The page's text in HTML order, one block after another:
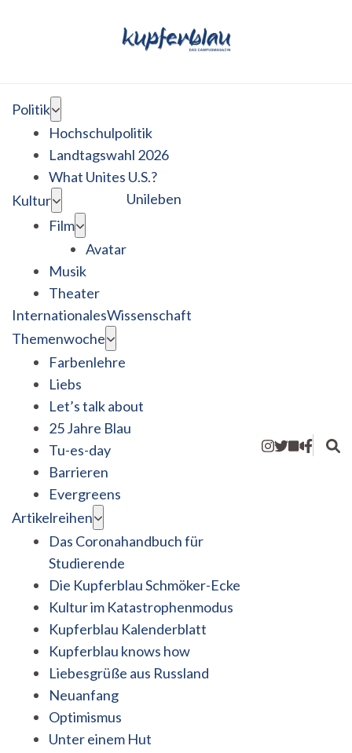
Politik
Hochschulpolitik
Landtagswahl 2026
What Unites U.S.?
Kultur
Film
Avatar
Musik
Theater
Unileben
InternationalesWissenschaft
Themenwoche
Farbenlehre
Liebs
Let’s talk about
25 Jahre Blau
Tu-es-day
Barrieren
Evergreens
Artikelreihen
Das Coronahandbuch für
Studierende
Die Kupferblau Schmöker-Ecke
Kultur im Katastrophenmodus
Kupferblau Kalenderblatt
Kupferblau knows how
Liebesgrüße aus Russland
Neuanfang
Optimismus
Unter einem Hut